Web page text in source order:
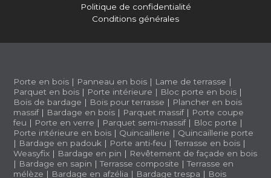
Politique de confidentialité
Conditions générales
Porte en bois | Panneau en bois | Lame de terrasse |
Parquet en bois | Porte intérieure | Bloc porte en bois |
Bois de bardage | Bois pour terrasse | Plancher en bois
massif| Bardage en bois | Parquet massif| Porte coupe
feu | Porte en verre | Parquet semi-massif| Bloc porte |
Porte intérieure en bois | Quincaillerie | Quincaillerie porte
| Bardage en padouk | Porte anti-feu |Terrasse en bois |
Weasyfix | Bardage en pin | Revêtement de façade en bois
| Bardage en sapin |Terrasse composite |Terrasse en
mélèze | Bardage en afzélia | Bardage trespa | Bois